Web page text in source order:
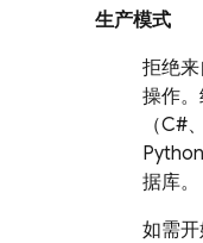
生产模式
拒绝
操作
（C#
据库。
如需开